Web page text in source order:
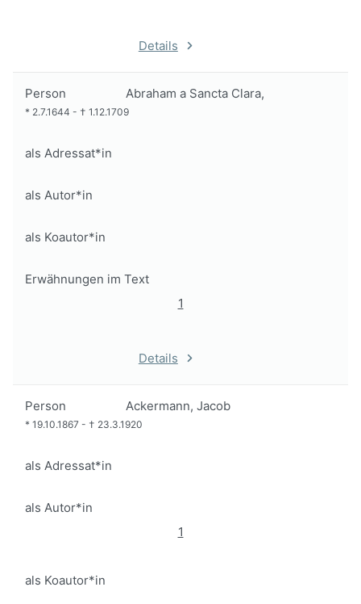
Details
Person Abraham a Sancta Clara,
* 2.7.1644 - † 1.12.1709
als Adressat*in
als Autor*in
als Koautor*in
Erwähnungen im Text
1
Details
Person Ackermann, Jacob
* 19.10.1867 - † 23.3.1920
als Adressat*in
als Autor*in
1
als Koautor*in